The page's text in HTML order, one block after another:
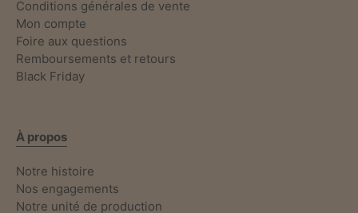
Conditions générales de vente
Mon compte
Foire aux questions
Remboursements et retours
Black Friday
À propos
Notre histoire
Nos engagements
Notre unité de production